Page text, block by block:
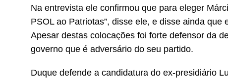
Na entrevista ele confirmou que para eleger
PSOL ao Patriotas”, disse ele, e disse ainda
Apesar destas colocações foi forte defensor da
governo que é adversário do seu partido.
Duque defende a candidatura do ex-presidiário